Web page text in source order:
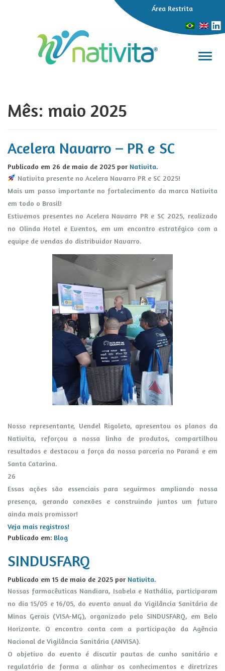
Área Restrita
Mês: maio 2025
Acelera Navarro – PR e SC
Publicado em 26 de maio de 2025 por Nativita.
Nativita presente no Acelera Navarro PR e SC 2025!
Mais um passo importante no fortalecimento da marca Nativita
em todo o Brasil!
Estivemos presentes no Acelera Navarro PR e SC 2025, realizado
no Olinda Hotel e Eventos, em um encontro estratégico com a
equipe de vendas do distribuidor Navarro.
Nosso representante, Uendel Rigoleto, apresentou os planos da
Nativita, reforçou a nossa linha de produtos, compartilhou
resultados e destacou a força da nossa parceria no Paraná e em
Santa Catarina.
26
Essas ações são essenciais para seguirmos ampliando nossa
presença, gerando conexões e construindo juntos um futuro
ainda mais promissor!
Veja mais registros!
Publicado em: Blog
SINDUSFARQ
Publicado em 15 de maio de 2025 por Nativita.
Nossas farmacêuticas Nandiara, Isabela e Nathália, participaram
no dia 15/05 e 16/05, do evento anual da Vigilância Sanitária de
Minas Gerais (VISA-MG), organizado pelo SINDUSFARQ, em Belo
Horizonte. O encontro conta com a participação da Agência
Nacional de Vigilância Sanitária (ANVISA).
O objetivo do evento é discutir pautas de cunho sanitário e
regulatório de forma a alinhar os conhecimentos e diretrizes